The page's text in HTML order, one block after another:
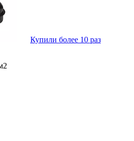
Купили более 10 раз